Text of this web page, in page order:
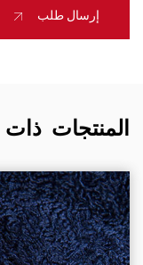
إرسال طلب
المنتجات